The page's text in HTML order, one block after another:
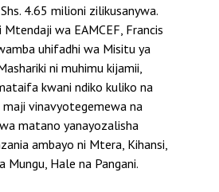
4.65 milioni zilikusanywa.
wa EAMCEF, Francis
uhifadhi wa Misitu ya
ni muhimu kijamii,
kwani ndiko kuliko na
vinavyotegemewa na
matano yanayozalisha
ambayo ni Mtera, Kihansi,
Mungu, Hale na Pangani.